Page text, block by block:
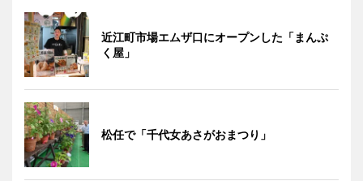
近江町市場エムザ口にオープンした「まんぷ
く屋」
松任で「千代女あさがおまつり」